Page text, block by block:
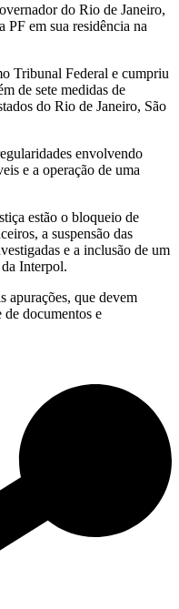
do Rio de Janeiro,
PF em sua residência na
Tribunal Federal e cumpriu
de sete medidas de
do Rio de Janeiro, São
envolvendo
e a operação de uma
estão o bloqueio de
a suspensão das
e a inclusão de um
Interpol.
apurações, que devem
documentos e